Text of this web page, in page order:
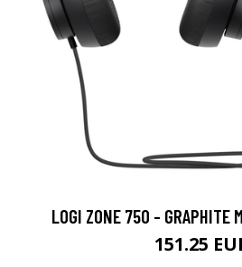
LOGI ZONE 750 -
151.25